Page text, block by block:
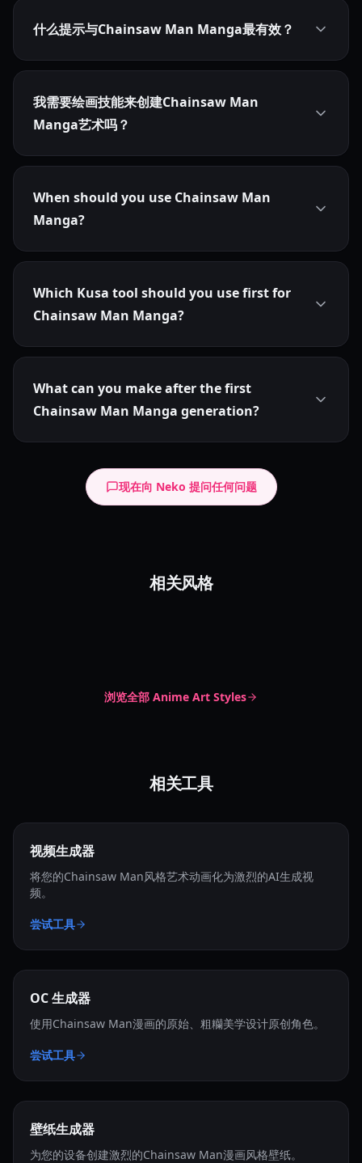
什么提示与Chainsaw Man Manga最有效？
我需要绘画技能来创建Chainsaw Man
Manga艺术吗？
When should you use Chainsaw Man
Manga?
Which Kusa tool should you use first for
Chainsaw Man Manga?
What can you make after the first
Chainsaw Man Manga generation?
现在向 Neko 提问任何问题
相关风格
浏览全部 Anime Art Styles
相关工具
视频生成器
将您的Chainsaw Man风格艺术动画化为激烈的AI生成视
频。
尝试工具
OC 生成器
使用Chainsaw Man漫画的原始、粗糷美学设计原创角色。
尝试工具
壁纸生成器
为您的设备创建激烈的Chainsaw Man漫画风格壁纸。